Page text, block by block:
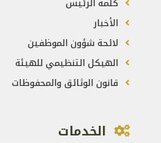
الأخبار
لائحة شؤون الموظفين
الهيكل التنظيمي للهيئة
قانون الوثائق والمحفوظات
الخدمات